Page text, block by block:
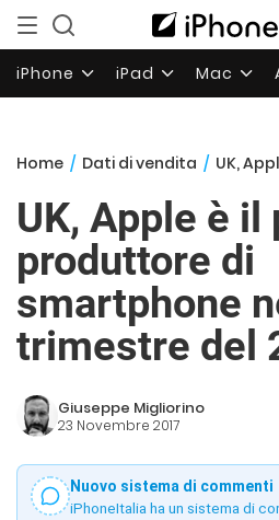
iPhone iPad Mac
Home / Dati di vendita / UK, Apple è il più
UK, Apple è il
produttore di
smartphone
trimestre del
Giuseppe Migliorino
23 Novembre 2017
Nuovo sistema di commenti
iPhoneItalia ha un sistema di